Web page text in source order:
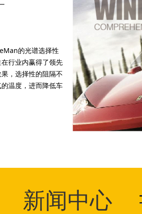
的光谱选择性
行业内赢得了领先
，选择性的阻隔不
温度，进而降低车
新闻中心